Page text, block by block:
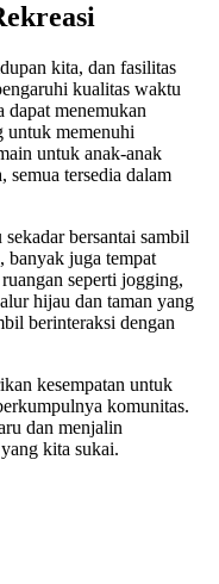
kita, dan fasilitas
kualitas waktu
menemukan
untuk memenuhi
untuk anak-anak
semua tersedia dalam
bersantai sambil
banyak juga tempat
seperti jogging,
hijau dan taman yang
berinteraksi dengan
kesempatan untuk
komunitas.
dan menjalin
kita sukai.